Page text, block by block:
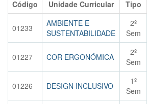
Código Unidade Curricular Tipo
01233
AMBIENTE E
SUSTENTABILIDADE
2º
Sem
01227 COR ERGONÓMICA
2º
Sem
01226 DESIGN INCLUSIVO
1º
Sem